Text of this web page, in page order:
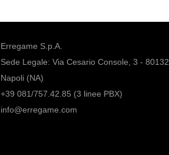
Erregame S.p.A.
Sede Legale: Via Cesario Console, 3 - 80132
Napoli (NA)
+39 081/757.42.85 (3 linee PBX)
info@erregame.com